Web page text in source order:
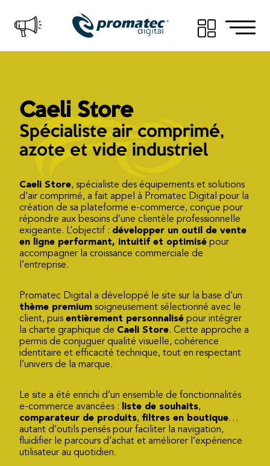
Caeli Store
Spécialiste air comprimé,
azote et vide industriel
Caeli Store, spécialiste des équipements et solutions
d’air comprimé, a fait appel à Promatec Digital pour la
création de sa plateforme e-commerce, conçue pour
répondre aux besoins d’une clientèle professionnelle
exigeante. L’objectif : développer un outil de vente
en ligne performant, intuitif et optimisé pour
accompagner la croissance commerciale de
l’entreprise.
Promatec Digital a développé le site sur la base d’un
thème premium soigneusement sélectionné avec le
client, puis entièrement personnalisé pour intégrer
la charte graphique de Caeli Store. Cette approche a
permis de conjuguer qualité visuelle, cohérence
identitaire et efficacité technique, tout en respectant
l’univers de la marque.
Le site a été enrichi d’un ensemble de fonctionnalités
e-commerce avancées : liste de souhaits,
comparateur de produits, filtres en boutique…
autant d’outils pensés pour faciliter la navigation,
fluidifier le parcours d’achat et améliorer l’expérience
utilisateur au quotidien.